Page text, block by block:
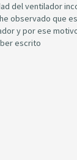
del ventilador
observado que
y por ese
escrito